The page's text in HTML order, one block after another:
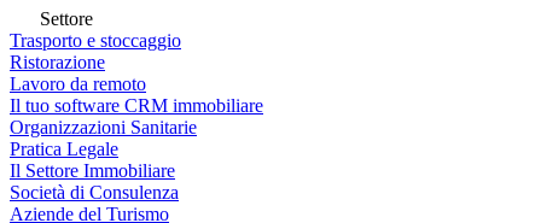
Settore
Trasporto e stoccaggio
Ristorazione
Lavoro da remoto
Il tuo software CRM immobiliare
Organizzazioni Sanitarie
Pratica Legale
Il Settore Immobiliare
Società di Consulenza
Aziende del Turismo